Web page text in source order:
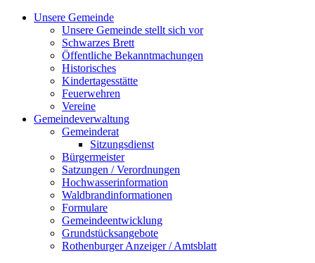
Zum
Unsere Gemeinde
Unsere Gemeinde stellt sich vor
Schwarzes Brett
Öffentliche Bekanntmachungen
Historisches
Kindertagesstätte
Feuerwehren
Vereine
Gemeindeverwaltung
Gemeinderat
Sitzungsdienst
Bürgermeister
Satzungen / Verordnungen
Hochwasserinformation
Waldbrandinformationen
Formulare
Gemeindeentwicklung
Grundstücksangebote
Rothenburger Anzeiger / Amtsblatt